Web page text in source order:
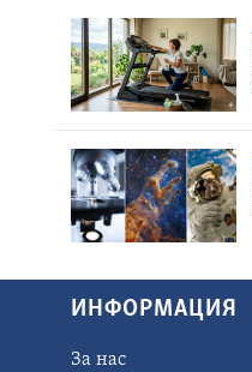
ИНФОРМАЦИЯ
За нас